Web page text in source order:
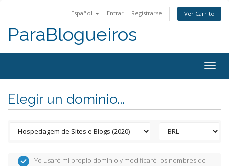
Español Entrar Registrarse Ver Carrito
ParaBlogueiros
Elegir un dominio...
Yo usaré mi propio dominio y modificaré los nombres del